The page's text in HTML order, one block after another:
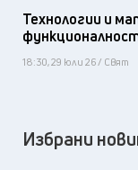
Технологии и
18:30, 29 юли 26 / Свят
Избрани